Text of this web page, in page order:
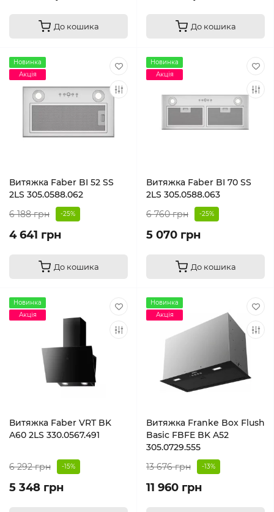
До кошика До кошика
Новинка
Акція
Витяжка Faber BI 52 SS
2LS 305.0588.062
6 188 грн
-25%
4 641 грн
До кошика
Новинка
Акція
Витяжка Faber BI 70 SS
2LS 305.0588.063
6 760 грн
-25%
5 070 грн
До кошика
Новинка
Акція
Витяжка Faber VRT BK
A60 2LS 330.0567.491
6 292 грн -15%
5 348 грн
Новинка
Акція
Витяжка Franke Box Flush
Basic FBFE BK A52
305.0729.555
13 676 грн
-13%
11 960 грн